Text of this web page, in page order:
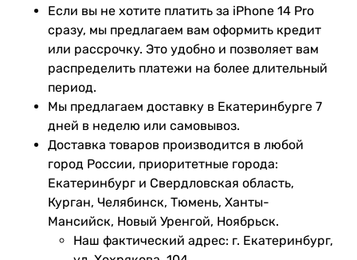
Если вы не хотите платить за iPhone 14 Pro
сразу, мы предлагаем вам оформить кредит
или рассрочку. Это удобно и позволяет вам
распределить платежи на более длительный
период.
Мы предлагаем доставку в Екатеринбурге 7
дней в неделю или самовывоз.
Доставка товаров производится в любой
город России, приоритетные города:
Екатеринбург и Свердловская область,
Курган, Челябинск, Тюмень, Ханты-
Мансийск, Новый Уренгой, Ноябрьск.
Наш фактический адрес: г. Екатеринбург,